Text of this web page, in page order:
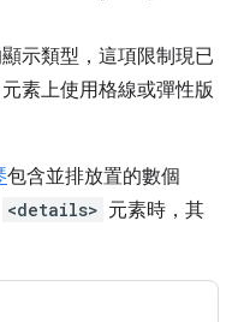
示類型，這項限制現已
元素上使用格線或彈性版
包含並排放置的數個
<details> 元素時，其